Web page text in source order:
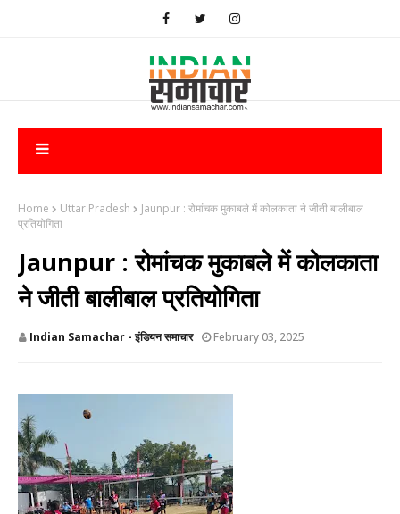
Home Uttar Pradesh
Jaunpur : रोमांचक मुकाबले में कोलकाता ने जीती बालीबाल
प्रतियोगिता
Jaunpur : रोमांचक मुकाबले में कोलकाता
ने जीती बालीबाल प्रतियोगिता
Indian Samachar - इंडियन समाचार February 03, 2025